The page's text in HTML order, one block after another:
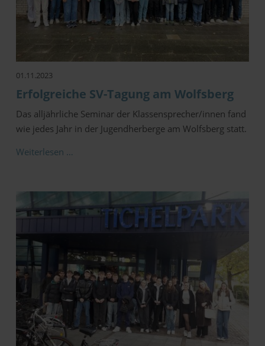
01.11.2023
Erfolgreiche SV-Tagung am Wolfsberg
Das alljährliche Seminar der Klassensprecher/innen fand
wie jedes Jahr in der Jugendherberge am Wolfsberg statt.
Weiterlesen …